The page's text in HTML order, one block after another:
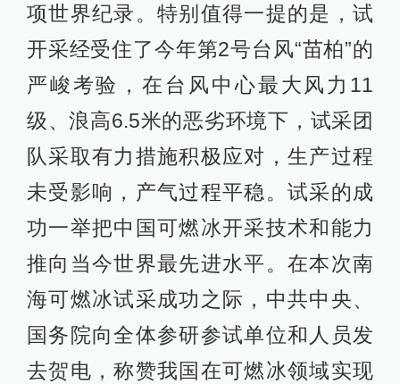
项世界纪录。特别值得一提的是，试
开采经受住了今年第2号台风“苗柏”的
严峻考验，在台风中心最大风力11
级、浪高6.5米的恶劣环境下，试采团
队采取有力措施积极应对，生产过程
未受影响，产气过程平稳。试采的成
功一举把中国可燃冰开采技术和能力
推向当今世界最先进水平。在本次南
海可燃冰试采成功之际，中共中央、
国务院向全体参研参试单位和人员发
去贺电，称赞我国在可燃冰领域实现